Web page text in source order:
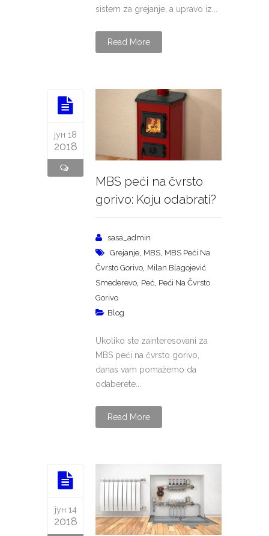
sistem za grejanje, a upravo iz...
Read More
јун 18
2018
MBS peći na čvrsto
gorivo: Koju odabrati?
sasa_admin
Grejanje MBS MBS Peći Na
Čvrsto Gorivo Milan Blagojević
Smederevo Peć Peći Na Čvrsto
Gorivo
Blog
Ukoliko ste zainteresovani za
MBS peći na čvrsto gorivo,
danas vam pomažemo da
odaberete...
Read More
јун 14
2018